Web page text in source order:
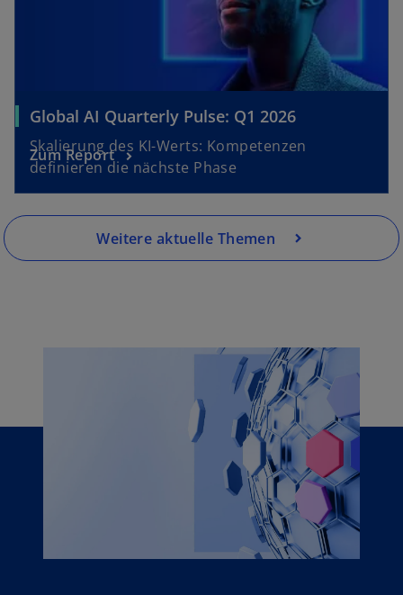
Global AI Quarterly Pulse: Q1 2026
Skalierung des KI-Werts: Kompetenzen
definieren die nächste Phase
Zum Report
Weitere aktuelle Themen